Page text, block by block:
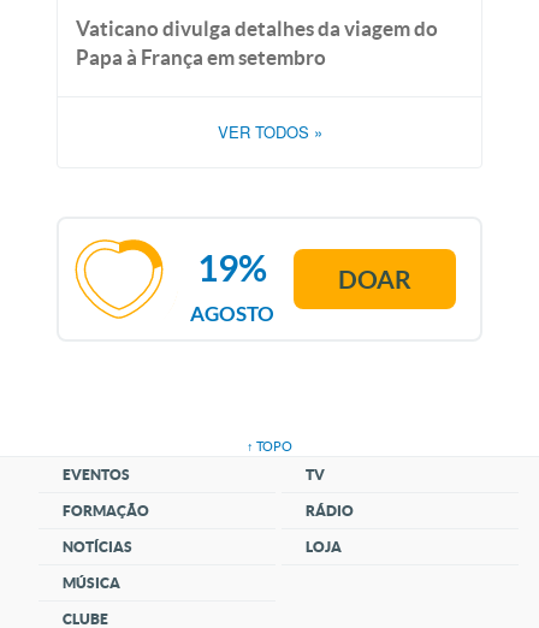
Vaticano divulga detalhes da viagem do
Papa à França em setembro
VER TODOS »
AGOSTO
19% DOAR
↑ TOPO
EVENTOS
FORMAÇÃO
NOTÍCIAS
MÚSICA
CLUBE
TV
RÁDIO
LOJA